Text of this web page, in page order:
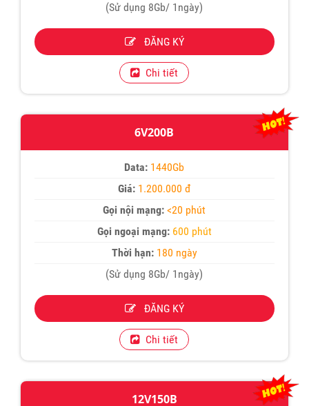
(Sử dụng 8Gb/ 1ngày)
ĐĂNG KÝ
Chi tiết
6V200B
Data: 1440Gb
Giá: 1.200.000 đ
Gọi nội mạng: <20 phút
Gọi ngoại mạng: 600 phút
Thời hạn:180 ngày
(Sử dụng 8Gb/ 1ngày)
ĐĂNG KÝ
Chi tiết
12V150B